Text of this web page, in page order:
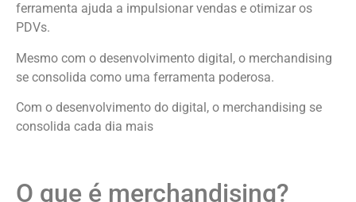
ferramenta ajuda a impulsionar vendas e otimizar os
PDVs.
Mesmo com o desenvolvimento digital, o merchandising
se consolida como uma ferramenta poderosa.
Com o desenvolvimento do digital, o merchandising se
consolida cada dia mais
O que é merchandising?